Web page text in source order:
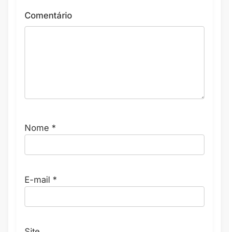
Comentário
Nome *
E-mail *